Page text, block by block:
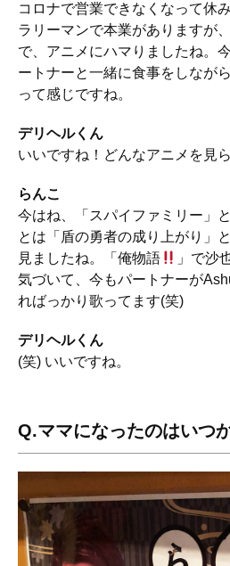
コロナで営業できなくなって休
ラリーマンで本業がありますが
で、アニメにハマりましたね。
ートナーと一緒に食事をしなが
って感じですね。
デリヘルくん
いいですね！どんなアニメを見
らんこ
今はね、「スパイファミリー」
とは「盾の勇者の成り上がり」
見ましたね。「俺物語
」で沙
気づいて、今もパートナーが
ればっかり歌ってます(笑)
デリヘルくん
(笑) いいですね。
Q.ママになったのはいつ